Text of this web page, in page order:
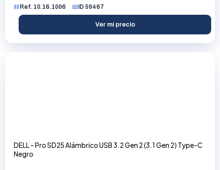
Ref. 10.16.1006
ID 59467
Ver mi precio
DELL - Pro SD25 Alámbrico USB 3.2 Gen 2 (3.1 Gen 2) Type-C
Negro